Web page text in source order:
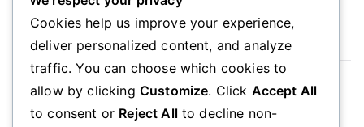
Read More
Read more
Cookies help us improve your experience,
deliver personalized content, and analyze
traffic. You can choose which cookies to
allow by clicking Customize. Click Accept All
to consent or Reject Allto decline non-